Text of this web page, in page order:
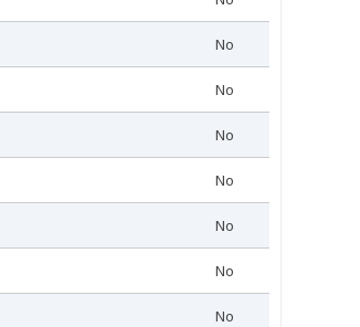
No
No
No
No
No
No
No